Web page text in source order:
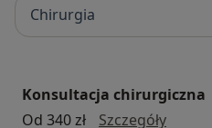
Chirurgia
Konsultacja chirurgiczna
Od 340 zł
Szczegóły